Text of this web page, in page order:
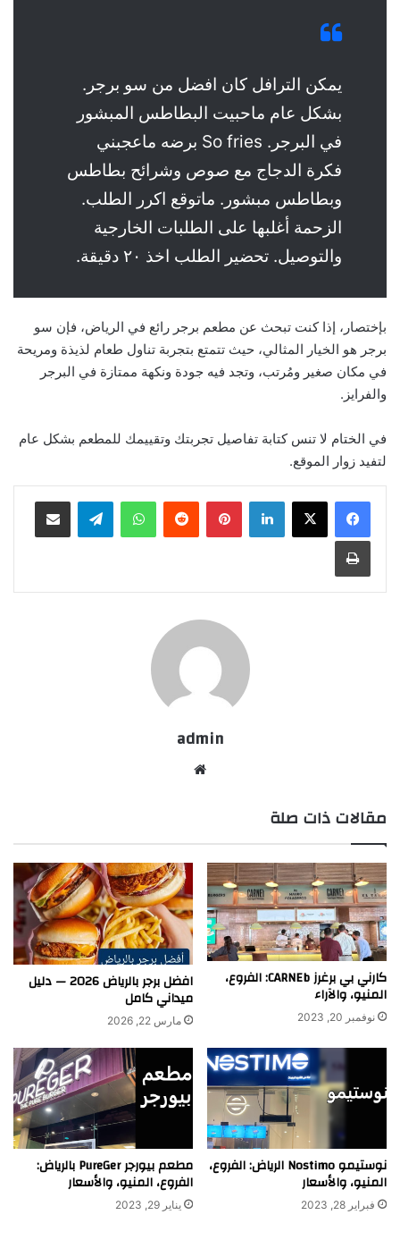
يمكن الترافل كان افضل من سو برجر.
بشكل عام ماحبيت البطاطس المبشور
في البرجر. So fries برضه ماعجبني
فكرة الدجاج مع صوص وشرائح بطاطس
وبطاطس مبشور. ماتوقع اكرر الطلب.
الزحمة أغلبها على الطلبات الخارجية
والتوصيل. تحضير الطلب اخذ ٢٠ دقيقة.
بإختصار، إذا كنت تبحث عن مطعم برجر رائع في الرياض، فإن سو
برجر هو الخيار المثالي، حيث تتمتع بتجربة تناول طعام لذيذة ومريحة
في مكان صغير ومُرتب، وتجد فيه جودة ونكهة ممتازة في البرجر
والفرايز.
في الختام لا تنس كتابة تفاصيل تجربتك وتقييمك للمطعم بشكل عام
لتفيد زوار الموقع.
لينكدإن بينتيريست واتساب تيلقرام مشاركة عبر البريد
طباعة
admin
مقالات ذات صلة
كارني بي برغرز CARNEb: الفروع،
المنيو، والآراء
نوفمبر 20, 2023
افضل برجر بالرياض 2026 — دليل
ميداني كامل
مارس 22, 2026
نوستيمو Nostimo الرياض: الفروع،
المنيو، والأسعار
فبراير 28, 2023
مطعم بيورجر PureGer بالرياض:
الفروع، المنيو، والأسعار
يناير 29, 2023